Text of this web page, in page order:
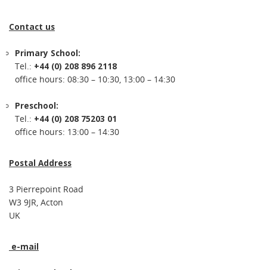
Contact us
Primary School:
Tel.: +44 (0) 208 896 2118
office hours: 08:30 – 10:30, 13:00 – 14:30
Preschool:
Tel.: +44 (0) 208 75203 01
office hours: 13:00 – 14:30
Postal Address
3 Pierrepoint Road
W3 9JR, Acton
UK
e-mail